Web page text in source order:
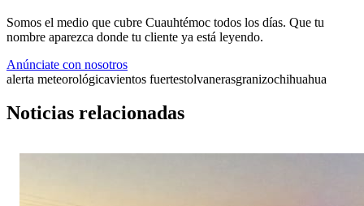
Somos el medio que cubre Cuauhtémoc todos los días. Que tu
nombre aparezca donde tu cliente ya está leyendo.
Anúnciate con nosotros
alerta meteorológicavientos fuertestolvanerasgranizochihuahua
Noticias relacionadas